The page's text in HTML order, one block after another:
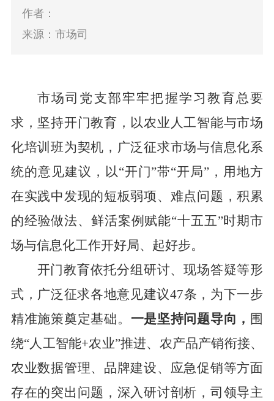
作者：
来源：市场司
市场司党支部牢牢把握学习教育总要
求，坚持开门教育，以农业人工智能与市场
化培训班为契机，广泛征求市场与信息化系
统的意见建议，以“开门”带“开局”，用地方
在实践中发现的短板弱项、难点问题，积累
的经验做法、鲜活案例赋能“十五五”时期市
场与信息化工作开好局、起好步。
开门教育依托分组研讨、现场答疑等形
式，广泛征求各地意见建议47条， 为下一步
精准施策奠定基础。 一是坚持问题导向， 围
绕“人工智能+农业”推进、农产品产销衔接、
农业数据管理、品牌建设、应急促销等方面
存在的突出问题，深入研讨剖析，司领导主